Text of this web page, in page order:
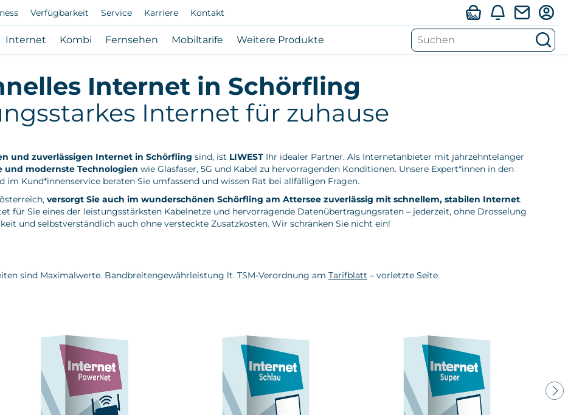
Verfügbarkeit Service Karriere Kontakt
Subnavigation
Internet
Subnavigation
/
schließen
Kombi
Subnavigation
schließen
Fernsehen
Subnavigation
schließen
Mobiltarife
Subnavigation
schließen
Weitere Produkte
Business
Verfügbarkeit
Service
Internet in Schörfling
Internet für zuhause
und zuverlässigen Internet in Schörfling sind, ist LIWESTIhr idealer Partner. Als Internetanbieter mit jahrzehntelanger
und modernste Technologien wie Glasfaser, 5G und Kabel zu hervorragenden Konditionen. Unsere Expert*innen in den
im Kund*innenservice beraten Sie umfassend und wissen Rat bei allfälligen Fragen.
versorgt Sie auch im wunderschönen Schörfling am Attersee zuverlässig mit schnellem, stabilen Internet.
für Sie eines der leistungsstärksten Kabelnetze und hervorragende Datenübertragungsraten – jederzeit, ohne Drosselung
und selbstverständlich auch ohne versteckte Zusatzkosten. Wir schränken Sie nicht ein!
sind Maximalwerte. Bandbreitengewährleistung lt. TSM-Verordnung am Tarifblatt – vorletzte Seite.